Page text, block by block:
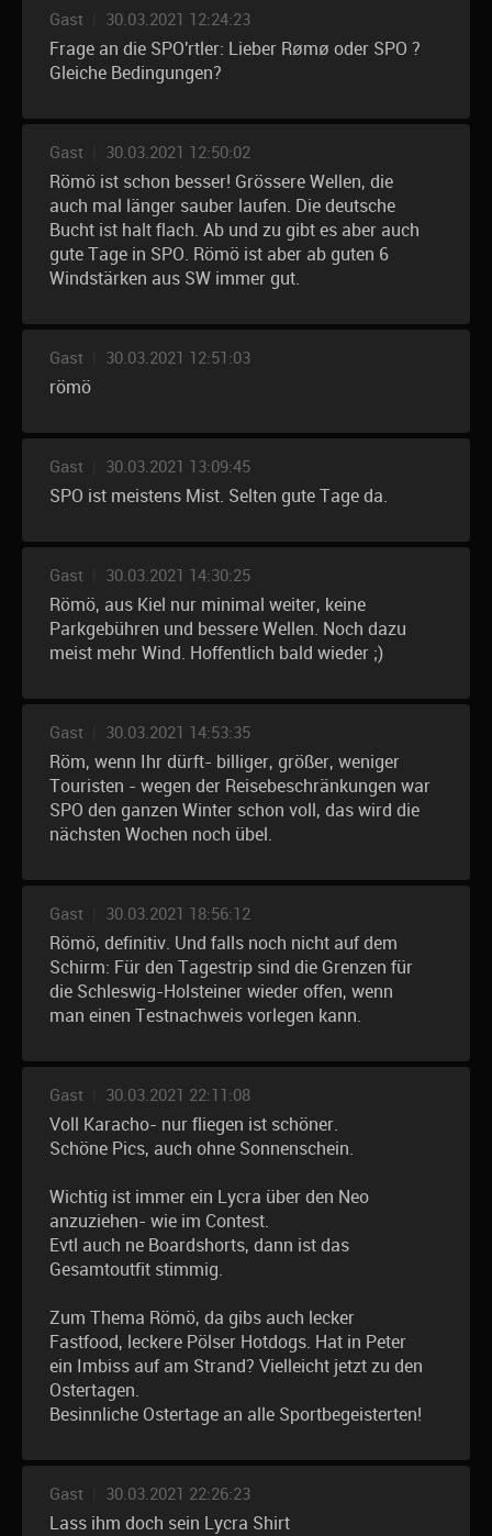
Gast 30.03.2021 12:24:23
Frage an die SPO'rtler: Lieber Rømø oder SPO ?
Gleiche Bedingungen?
Gast 30.03.2021 12:50:02
Römö ist schon besser! Grössere Wellen, die
auch mal länger sauber laufen. Die deutsche
Bucht ist halt flach. Ab und zu gibt es aber auch
gute Tage in SPO. Römö ist aber ab guten 6
Windstärken aus SW immer gut.
Gast 30.03.2021 12:51:03
römö
Gast 30.03.2021 13:09:45
SPO ist meistens Mist. Selten gute Tage da.
Gast 30.03.2021 14:30:25
Römö, aus Kiel nur minimal weiter, keine
Parkgebühren und bessere Wellen. Noch dazu
meist mehr Wind. Hoffentlich bald wieder ;)
Gast 30.03.2021 14:53:35
Röm, wenn Ihr dürft- billiger, größer, weniger
Touristen - wegen der Reisebeschränkungen war
SPO den ganzen Winter schon voll, das wird die
nächsten Wochen noch übel.
Gast 30.03.2021 18:56:12
Römö, definitiv. Und falls noch nicht auf dem
Schirm: Für den Tagestrip sind die Grenzen für
die Schleswig-Holsteiner wieder offen, wenn
man einen Testnachweis vorlegen kann.
Gast 30.03.2021 22:11:08
Voll Karacho- nur fliegen ist schöner.
Schöne Pics, auch ohne Sonnenschein.
Wichtig ist immer ein Lycra über den Neo
anzuziehen- wie im Contest.
Evtl auch ne Boardshorts, dann ist das
Gesamtoutfit stimmig.
Zum Thema Römö, da gibs auch lecker
Fastfood, leckere Pölser Hotdogs. Hat in Peter
ein Imbiss auf am Strand? Vielleicht jetzt zu den
Ostertagen.
Besinnliche Ostertage an alle Sportbegeisterten!
Gast 30.03.2021 22:26:23
Lass ihm doch sein Lycra Shirt